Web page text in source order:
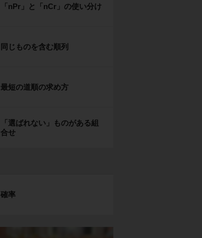
「nPr」と「nCr」の使い分け
同じものを含む順列
最短の道順の求め方
「選ばれない」ものがある組
合せ
確率